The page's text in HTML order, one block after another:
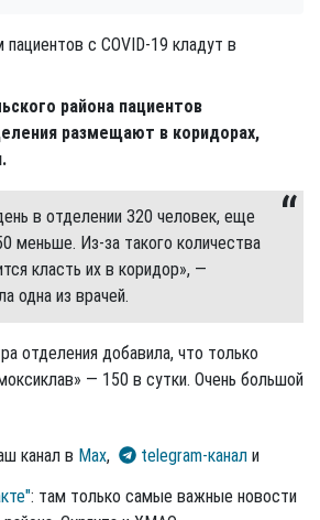
района пациентов
размещают в коридорах,
в отделении 320 человек, еще
меньше. Из-за такого количества
класть их в коридор», —
одна из врачей.
отделения добавила, что только
— 150 в сутки. Очень большой
канал в Max, telegram-канал и
: там только самые важные новости